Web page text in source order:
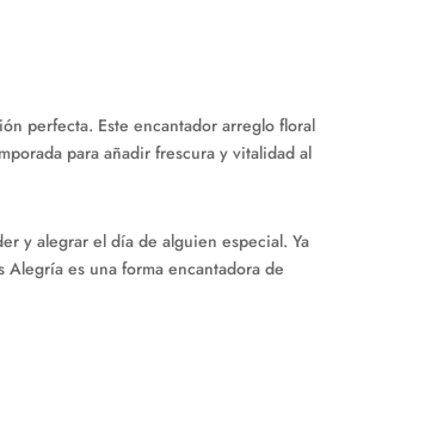
perfecta. Este encantador arreglo floral
para añadir frescura y vitalidad al
y alegrar el día de alguien especial. Ya
Alegría es una forma encantadora de